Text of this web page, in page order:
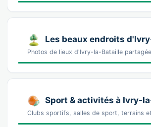
Les beaux endroits
Photos de lieux d'Ivry-la-Bataille
Sport & activités à Ivry-
Clubs sportifs, salles de sport, terrains